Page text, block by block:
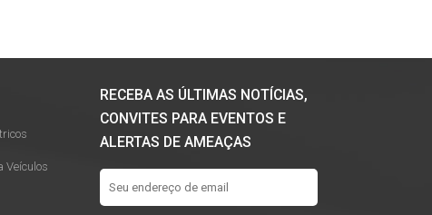
Veículos
RECEBA AS ÚLTIMAS NOTÍCIAS,
CONVITES PARA EVENTOS E
ALERTAS DE AMEAÇAS